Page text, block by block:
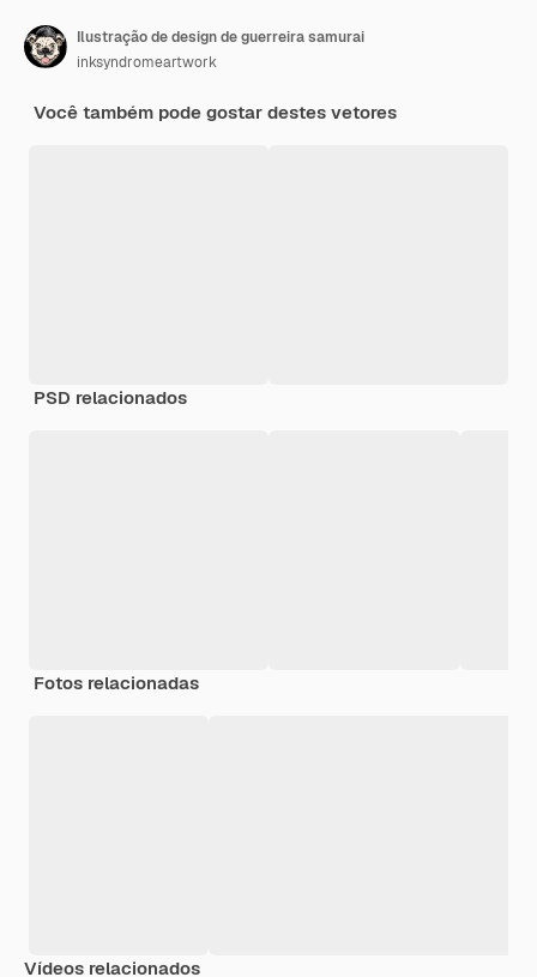
Ilustração de design de guerreira samurai
inksyndromeartwork
Você também pode gostar destes vetores
PSD relacionados
Fotos relacionadas
Vídeos relacionados